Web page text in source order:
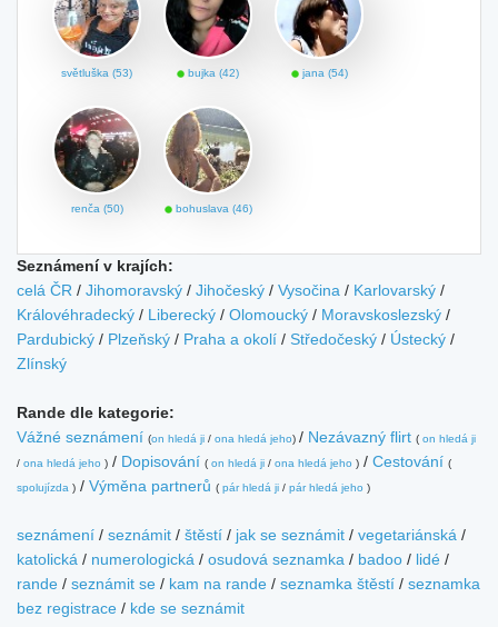
světluška (53) bujka (42) jana (54)
renča (50) bohuslava (46)
Seznámení v krajích:
celá ČR / Jihomoravský / Jihočeský / Vysočina / Karlovarský /
Královéhradecký / Liberecký / Olomoucký / Moravskoslezský /
Pardubický / Plzeňský / Praha a okolí / Středočeský / Ústecký /
Zlínský
Rande dle kategorie:
Vážné seznámení (on hledá ji / ona hledá jeho) / Nezávazný flirt ( on hledá ji
/ ona hledá jeho ) / Dopisování ( on hledá ji / ona hledá jeho ) / Cestování (
spolujízda ) / Výměna partnerů ( pár hledá ji / pár hledá jeho )
seznámení / seznámit / štěstí / jak se seznámit / vegetariánská /
katolická / numerologická / osudová seznamka / badoo / lidé /
rande / seznámit se / kam na rande / seznamka štěstí / seznamka
bez registrace / kde se seznámit